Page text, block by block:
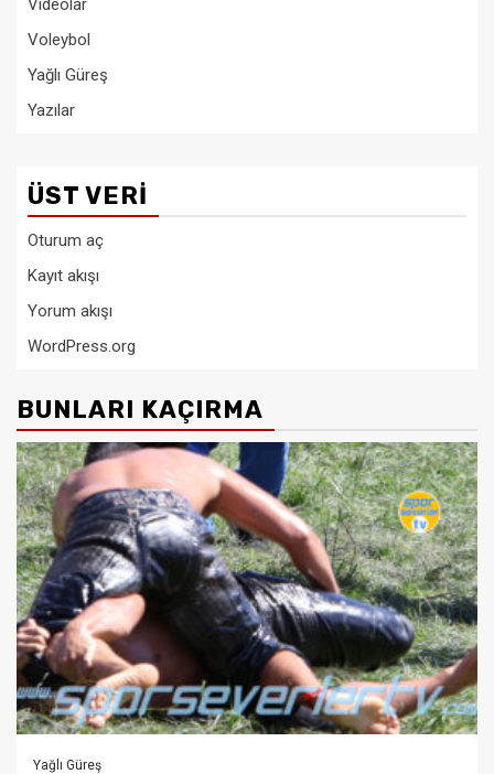
Videolar
Voleybol
Yağlı Güreş
Yazılar
ÜST VERI
Oturum aç
Kayıt akışı
Yorum akışı
WordPress.org
BUNLARI KAÇIRMA
Yağlı Güreş